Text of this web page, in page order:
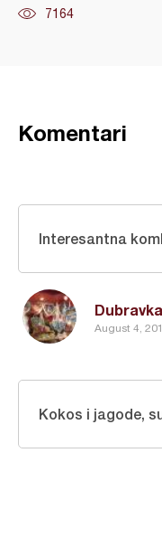
7164
Komentari
August 4,
Interesantna
Kokos i jagode,